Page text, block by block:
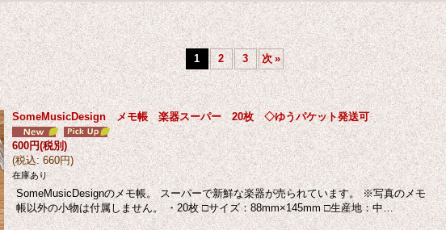
1 2 3 次 »
SomeMusicDesign メモ帳 楽器スーパー 20枚 ◇ゆうパケット発送可
600円(税別)
(税込: 660円)
在庫あり
SomeMusicDesignのメモ帳。 スーパーで新鮮な楽器が売られています。 ※写真のメモ
帳以外の小物は付属しません。 ・20枚 □サイズ：88mm×145mm □生産地：中…